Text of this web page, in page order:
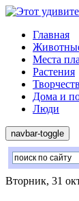
Главная
Места
Растения
Дома и
Люди
navbar-toggle
Вторник, 31